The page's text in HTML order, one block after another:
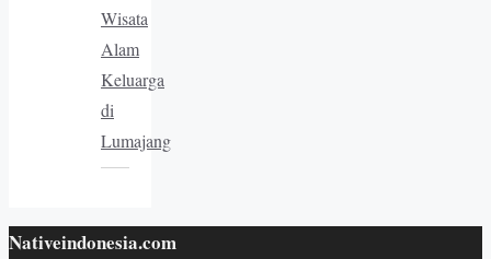
Wisata
Alam
Keluarga
di
Lumajang
Nativeindonesia.com